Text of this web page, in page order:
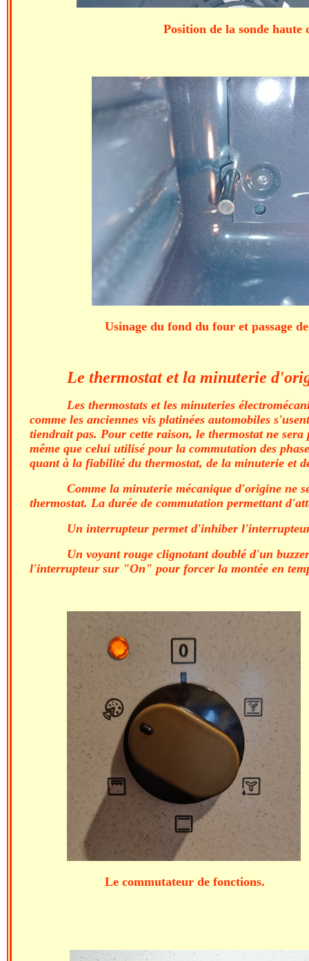
Position de la sonde
Usinage du fond du four et
Le thermostat et la minuterie
Les thermostats et les minuteries
comme les anciennes vis platinées automobiles
tiendrait pas. Pour cette raison, le thermostat ne
même que celui utilisé pour la commutation des
quant à la fiabilité du thermostat, de la minuterie et
Comme la minuterie mécanique d'origine ne
thermostat. La durée de commutation permettant
Un interrupteur permet d'inhiber
Un voyant rouge clignotant doublé d'un
l'interrupteur sur "On" pour forcer la montée en
Le commutateur de